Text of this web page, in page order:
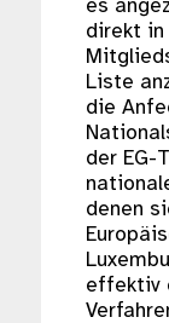
es
direkt in
Liste
die
der EG-
denen
effektiv